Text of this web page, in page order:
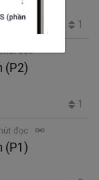
1
đọc
(P2)
1
đọc
(P1)